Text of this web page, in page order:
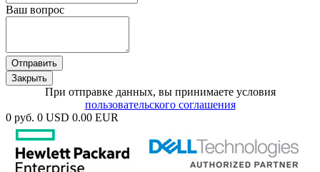
Ваш вопрос
Отправить
Закрыть
При отправке данных, вы принимаете условия
пользовательского соглашения
0 руб. 0 USD 0.00 EUR